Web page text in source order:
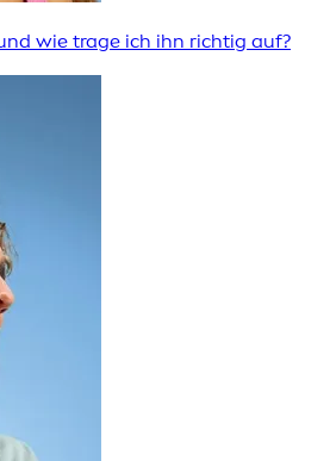
wie trage ich ihn richtig auf?